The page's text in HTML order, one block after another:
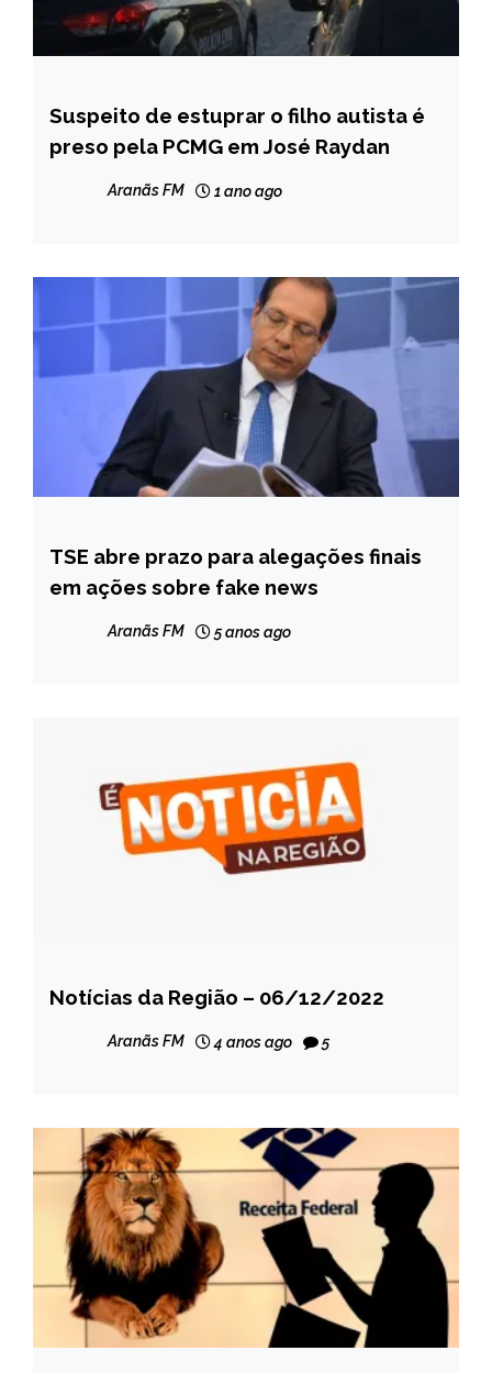
CAPELINHA
MINAS
Suspeito de estuprar o filho autista é
preso pela PCMG em José Raydan
Aranãs FM 1 ano ago
BRASIL
NOTÍCIAS
TSE abre prazo para alegações finais
em ações sobre fake news
Aranãs FM 5 anos ago
CAPELINHA
NOTÍCIAS
Notícias da Região – 06/12/2022
Aranãs FM 4 anos ago 5